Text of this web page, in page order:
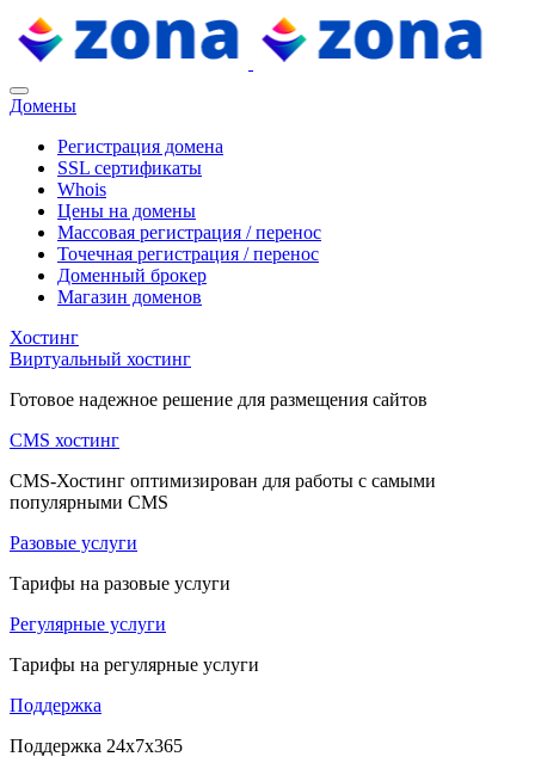
Домены
Регистрация домена
SSL сертификаты
Whois
Цены на домены
Массовая регистрация / перенос
Точечная регистрация / перенос
Доменный брокер
Магазин доменов
Хостинг
Виртуальный хостинг
Готовое надежное решение для размещения сайтов
CMS хостинг
CMS-Хостинг оптимизирован для работы с самыми
популярными CMS
Разовые услуги
Тарифы на разовые услуги
Регулярные услуги
Тарифы на регулярные услуги
Поддержка
Поддержка 24x7x365